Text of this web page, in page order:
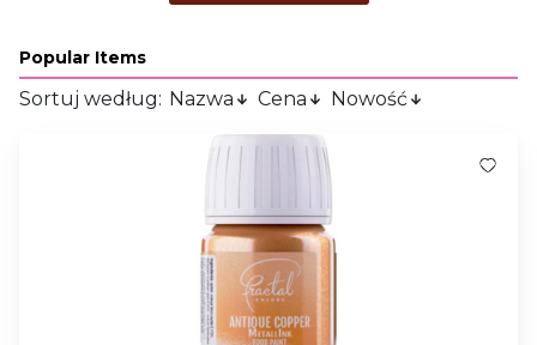
Popular Items
Sortuj według: Nazwa Cena Nowość